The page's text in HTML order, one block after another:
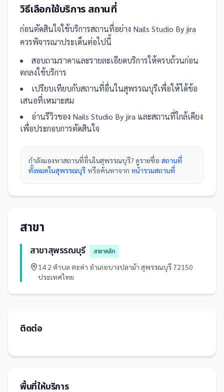
วิธีเลือกใช้บริการ สถานที่
ก่อนตัดสินใจใช้บริการสถานที่อย่าง Nails Studio By jira
ควรพิจารณาประเด็นต่อไปนี้
สอบถามราคาและรายละเอียดบริการให้ครบถ้วนก่อน
ตกลงใช้บริการ
เปรียบเทียบกับสถานที่อื่นในสุพรรณบุรีเพื่อให้ได้ข้อ
เสนอที่เหมาะสม
อ่านรีวิวของ Nails Studio By jira และสถานที่ใกล้เคียง
เพื่อประกอบการตัดสินใจ
กำลังมองหาสถานที่อื่นในสุพรรณบุรี? ดูรายชื่อ สถานที่
ทั้งหมดในสุพรรณบุรี หรือค้นหาจาก หน้ารวมสถานที่
สาขา
สาขาสุพรรณบุรี
สาขาหลัก
14 2 ตำบล ตะค่า อำเภอบางปลาม้า สุพรรณบุรี 72150
ประเทศไทย
ติดต่อ
พื้นที่ให้บริการ